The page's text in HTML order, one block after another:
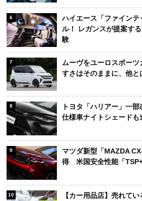
6
ハイエース「ファイン
ル！ レガンスが提案す
験
7
ムーヴをユーロスポー
すさはそのままに、他と
8
トヨタ「ハリアー」一
仕様車ナイトシェードも
9
マツダ新型「MAZDA
得 米国安全性能「
10
【カー用品店】売れて